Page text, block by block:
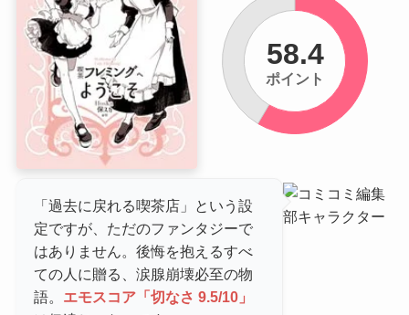
「過去に戻れる喫茶店」という設
定ですが、ただのファンタジーで
はありません。後悔を抱えるすべ
ての人に贈る、涙腺崩壊必至の物
語。 エモスコア「切なさ 9.5/10」
58.4
ポイント